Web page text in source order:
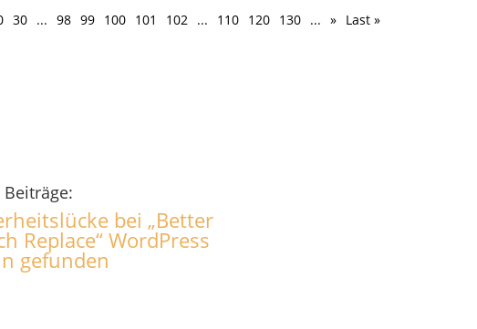
30 ... 98 99 100 101 102 ... 110 120 130 ... » Last »
Beiträge:
bei „Better
Replace“ WordPress
gefunden